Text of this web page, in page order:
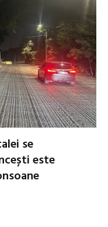
se
este